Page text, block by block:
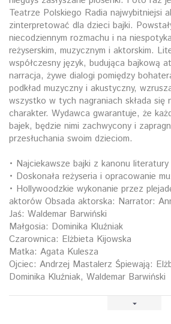
Teatrze Polskiego Radia najwybitniejsi
zinterpretować dla dzieci bajki.
niecodziennym rozmachu i na
reżyserskim, muzycznym i aktorskim.
współczesny język, budująca bajkową
narracja, żywe dialogi pomiędzy
podkład muzyczny i akustyczny,
wszystko w tych nagraniach składa się
charakter. Wydawca gwarantuje, że
bajek, będzie nimi zachwycony i
przesłuchania swoim dzieciom.
• Najciekawsze bajki z kanonu
• Doskonała reżyseria i opracowanie
• Hollywoodzkie wykonanie przez
aktorów Obsada aktorska: Narrator:
Jaś: Waldemar Barwiński
Małgosia: Dominika Kluźniak
Czarownica: Elżbieta Kijowska
Matka: Agata Kulesza
Ojciec: Andrzej Mastalerz Śpiewają:
Dominika Kluźniak, Waldemar Barwiński